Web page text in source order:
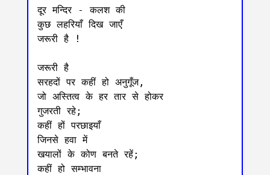
दूर मन्दिर - कलश की
कुछ लहरियाँ दिख जाएँ
जरूरी है !
जरूरी है
सरहदों पर कहीं हो अनुगूँज,
जो अस्तित्व के हर तार से होकर
गुजरती रहे;
कहीं हों परछाइयाँ
जिनसे हवा में
खयालों के कोण बनते रहें;
कहीं हो सम्भावना